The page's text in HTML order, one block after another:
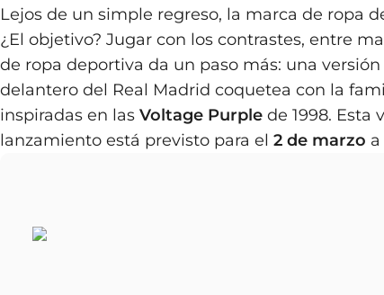
Lejos de un simple regreso, la marca de ropa
¿El objetivo? Jugar con los contrastes, entre
de ropa deportiva da un paso más: una
delantero del Real Madrid coquetea con la
inspiradas en las Voltage Purple de 1998. Esta
lanzamiento está previsto para el 2 de marzo